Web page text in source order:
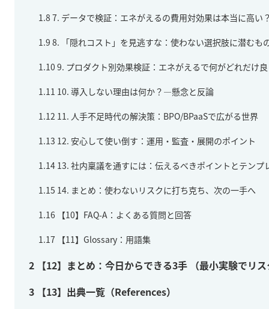
1.8 7. データで検証：エネがえるの費用対効果は本当に高い
1.9 8. 「隠れコスト」を見逃すな：使わない選択肢に潜むも
1.10 9. プロダクト別効果検証：エネがえるで何がどれだけ
1.11 10. 導入しない理由は何か？—懸念と反論
1.12 11. 人手不足時代の解決策：BPO/BPaaSで広がる世界
1.13 12. 安心して使い倒す：運用・監査・展開のポイント
1.14 13. 社内稟議を通すには：伝えるべきポイントとテンプ
1.15 14. まとめ：使わないリスクに打ち克ち、次の一手へ
1.16 【10】FAQ-A：よくある質問と回答
1.17 【11】Glossary：用語集
2 【12】まとめ：今日からできる3手 （最小実験でリ
3 【13】出典一覧（References）